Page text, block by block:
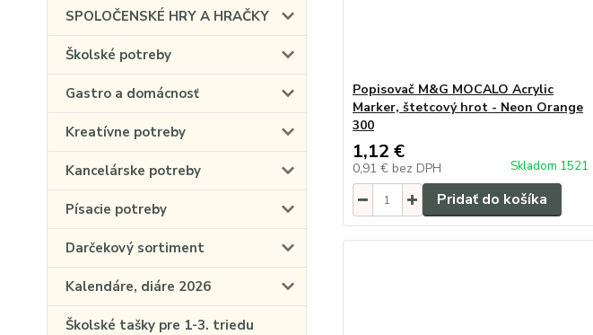
SPOLOČENSKÉ HRY A HRAČKY
Školské potreby
Gastro a domácnosť
Kreatívne potreby
Kancelárske potreby
Písacie potreby
Darčekový sortiment
Kalendáre, diáre 2026
Školské tašky pre 1-3. triedu
Popisovač M&G MOCALO Acrylic
Marker, štetcový hrot - Neon Orange
300
1,12 €
0,91 € bez DPH Skladom 1521
Pridať do košíka